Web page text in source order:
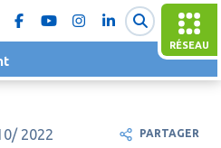
RÉSEAU
2022 PARTAGER